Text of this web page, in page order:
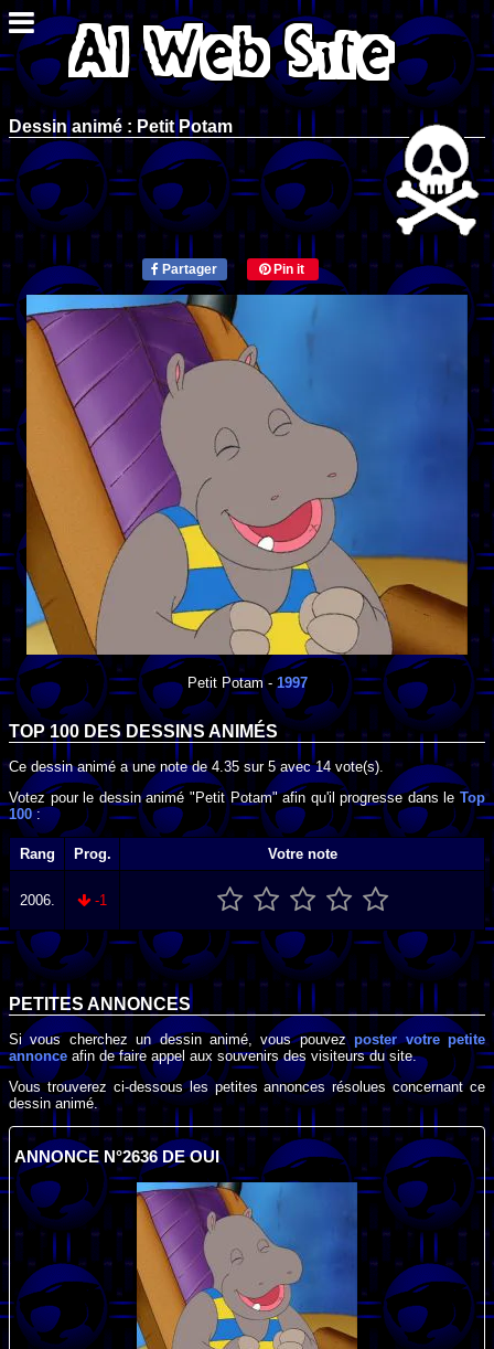
Dessin animé : Petit Potam
Partager Pin it
Petit Potam- 1997
TOP 100 DESDESSINS ANIMÉS
Ce dessin animé a une note de 4.35sur5avec14 vote(s).
Votez pour le dessin animé "Petit Potam" afin qu'il progresse dans le Top
100:
Rang Prog. Votre note
2006. -1
PETITES ANNONCES
Si vous cherchez un dessin animé, vous pouvezposter votre petite
annonce afin de faire appel aux souvenirs des visiteurs du site.
Vous trouverez ci-dessous les petites annonces résolues concernant ce
dessin animé.
ANNONCE N°2636 DE OUI